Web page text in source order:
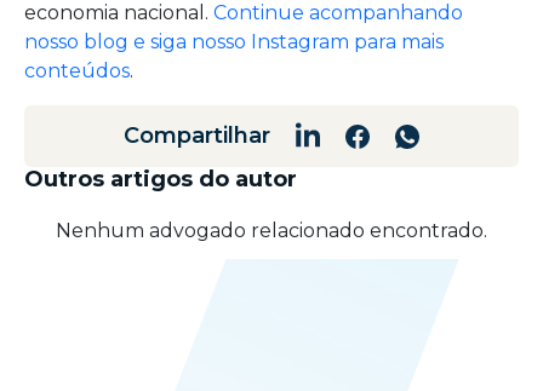
economia nacional. Continue acompanhando
nosso blog e siga nosso Instagram para mais
conteúdos.
Compartilhar
Outros artigos do autor
Nenhum advogado relacionado encontrado.